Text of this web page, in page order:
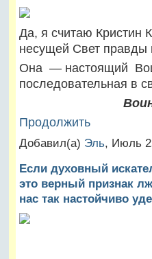
Да, я считаю Кристин
несущей Свет правды
Она — настоящий
последовательная в
Продолжить
Добавил(а) Эль, Июль
Если духовный
это верный признак
нас так настойчиво